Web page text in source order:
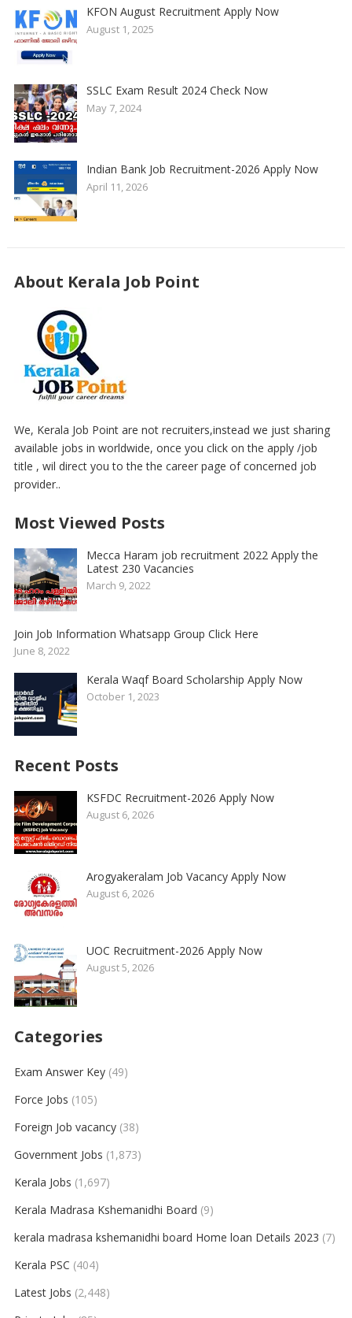
KFON August Recruitment Apply Now
August 1, 2025
SSLC Exam Result 2024 Check Now
May 7, 2024
Indian Bank Job Recruitment-2026 Apply Now
April 11, 2026
About Kerala Job Point
We, Kerala Job Point are not recruiters,instead we just sharing
available jobs in worldwide, once you click on the apply /job
title , wil direct you to the the career page of concerned job
provider..
Most Viewed Posts
Mecca Haram job recruitment 2022 Apply the
Latest 230 Vacancies
March 9, 2022
Join Job Information Whatsapp Group Click Here
June 8, 2022
Kerala Waqf Board Scholarship Apply Now
October 1, 2023
Recent Posts
KSFDC Recruitment-2026 Apply Now
August 6, 2026
Arogyakeralam Job Vacancy Apply Now
August 6, 2026
UOC Recruitment-2026 Apply Now
August 5, 2026
Categories
Exam Answer Key(49)
Force Jobs (105)
Foreign Job vacancy(38)
Government Jobs (1,873)
Kerala Jobs (1,697)
Kerala Madrasa Kshemanidhi Board (9)
kerala madrasa kshemanidhi board Home loan Details 2023 (7)
Kerala PSC (404)
Latest Jobs (2,448)